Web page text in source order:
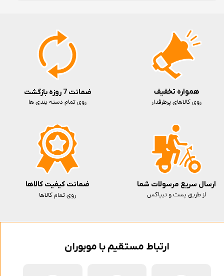
ارتباط مستقیم با موبوران
ضمانت 7 روزه بازگشت
روی تمام دسته بندی ها
ارسال سریع مرسولات شما
از طریق پست و تیپاکس
ضمانت کیفیت کالاها
روی تمام کالاها
همواره تخفیف
روی کالاهای پرطرفدار